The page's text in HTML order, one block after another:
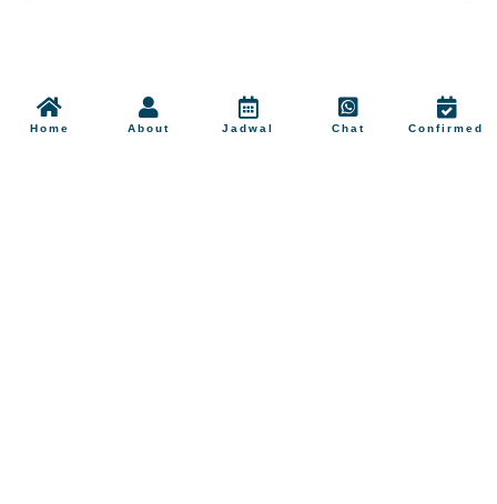
Home About Jadwal Chat Confirmed